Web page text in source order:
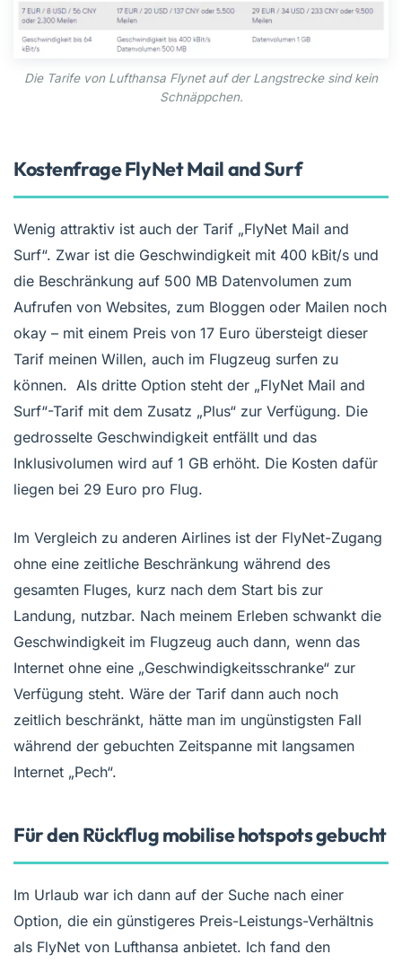
Die Tarife von Lufthansa Flynet auf der Langstrecke sind kein
Schnäppchen.
Kostenfrage FlyNet Mail and Surf
Wenig attraktiv ist auch der Tarif „FlyNet Mail and
Surf“. Zwar ist die Geschwindigkeit mit 400 kBit/s und
die Beschränkung auf 500 MB Datenvolumen zum
Aufrufen von Websites, zum Bloggen oder Mailen noch
okay – mit einem Preis von 17 Euro übersteigt dieser
Tarif meinen Willen, auch im Flugzeug surfen zu
können. Als dritte Option steht der „FlyNet Mail and
Surf“-Tarif mit dem Zusatz „Plus“ zur Verfügung. Die
gedrosselte Geschwindigkeit entfällt und das
Inklusivolumen wird auf 1 GB erhöht. Die Kosten dafür
liegen bei 29 Euro pro Flug.
Im Vergleich zu anderen Airlines ist der FlyNet-Zugang
ohne eine zeitliche Beschränkung während des
gesamten Fluges, kurz nach dem Start bis zur
Landung, nutzbar. Nach meinem Erleben schwankt die
Geschwindigkeit im Flugzeug auch dann, wenn das
Internet ohne eine „Geschwindigkeitsschranke“ zur
Verfügung steht. Wäre der Tarif dann auch noch
zeitlich beschränkt, hätte man im ungünstigsten Fall
während der gebuchten Zeitspanne mit langsamen
Internet „Pech“.
Für den Rückflug mobilise hotspots gebucht
Im Urlaub war ich dann auf der Suche nach einer
Option, die ein günstigeres Preis-Leistungs-Verhältnis
als FlyNet von Lufthansa anbietet. Ich fand den